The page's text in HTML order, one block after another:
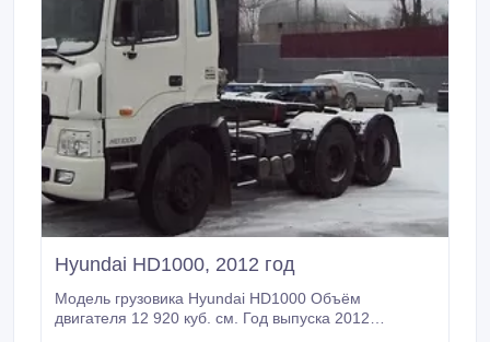
Hyundai HD1000, 2012 год
Модель грузовика Hyundai HD1000 Объём
двигателя 12 920 куб. см. Год выпуска 2012